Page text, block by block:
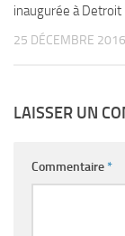
inaugurée à Detroit
25 DÉCEMBRE 2016
LAISSER UN
Commentaire*